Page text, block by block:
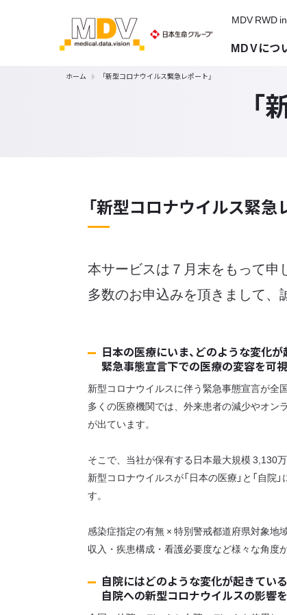
MDV RWD
MDVにつ
ホーム 「新型コロナウイルス緊急レポート」
「新型コロナウイルス緊急
本サービスは７月末をもって申
多数のお申込みを頂きまして、
日本の医療にいま、どのような変化が
緊急事態宣言下での医療の変容を可
新型コロナウイルスに伴う緊急事態宣言が全
多くの医療機関では、外来患者の減少やオン
が出ています。
そこで、当社が保有する日本最大規模 3,130
新型コロナウイルスが「日本の医療」と「自
す。
感染症指定の有無 × 特別警戒都道府県対象地
収入・疾患構成・看護必要度など様々な角度
自院にはどのような変化が起きてい
自院への新型コロナウイルスの影響